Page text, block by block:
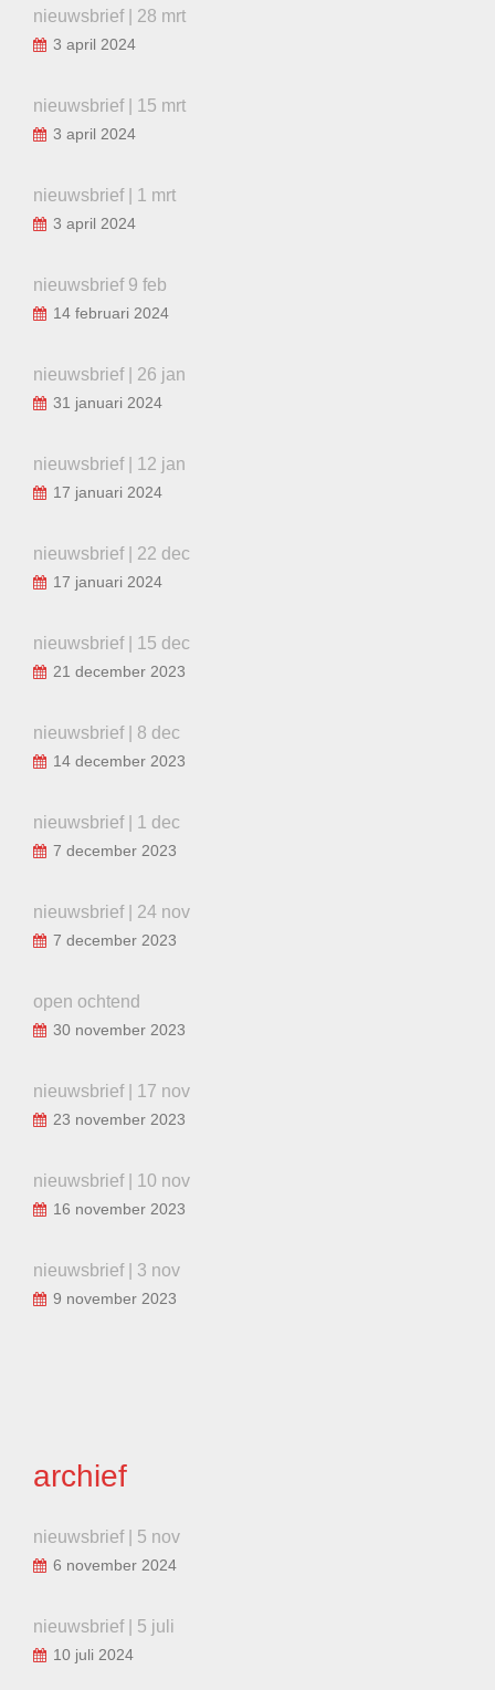
nieuwsbrief | 28 mrt
3 april 2024
nieuwsbrief | 15 mrt
3 april 2024
nieuwsbrief | 1 mrt
3 april 2024
nieuwsbrief 9 feb
14 februari 2024
nieuwsbrief | 26 jan
31 januari 2024
nieuwsbrief | 12 jan
17 januari 2024
nieuwsbrief | 22 dec
17 januari 2024
nieuwsbrief | 15 dec
21 december 2023
nieuwsbrief | 8 dec
14 december 2023
nieuwsbrief | 1 dec
7 december 2023
nieuwsbrief | 24 nov
7 december 2023
open ochtend
30 november 2023
nieuwsbrief | 17 nov
23 november 2023
nieuwsbrief | 10 nov
16 november 2023
nieuwsbrief | 3 nov
9 november 2023
archief
nieuwsbrief | 5 nov
6 november 2024
nieuwsbrief | 5 juli
10 juli 2024